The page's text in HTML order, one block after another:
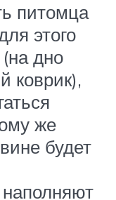
питомца
этого
дно
коврик),
же
будет